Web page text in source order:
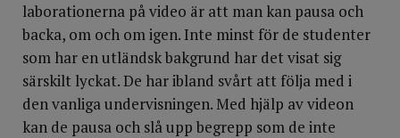
laborationerna på video är att man kan pausa och
backa, om och om igen. Inte minst för de studenter
som har en utländsk bakgrund har det visat sig
särskilt lyckat. De har ibland svårt att följa med i
den vanliga undervisningen. Med hjälp av videon
kan de pausa och slå upp begrepp som de inte